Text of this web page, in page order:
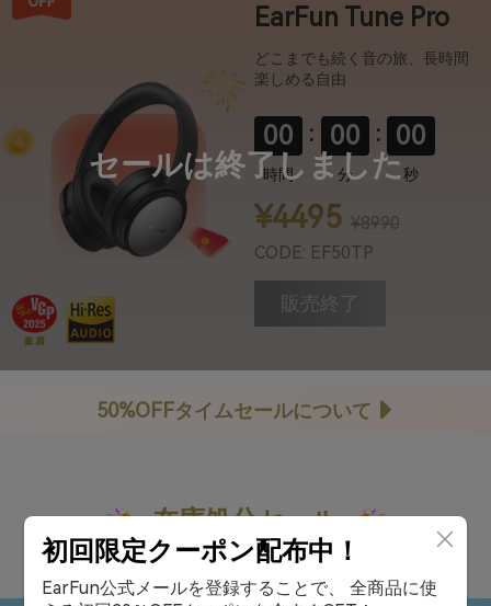
EarFun Tune Pro
どこまでも続く音の旅、長時間
楽しめる自由
00
時間
: 00
分
: 00
秒
¥4495 ¥8990
CODE: EF50TP
販売終了
セールは終了しました
50%OFFタイムセールについて
タイムセール日程
10月4日（土）： EarFun Air Pro 4i
10月5日（日）： EarFun Air Pro 4
10月6日（月）： EarFun Clip
10月7日（火）： EarFun OpenJump
10月8日（水）： EarFun Tune Pro
タイムセール開始時間：
注意事項
タイムセールは期間中の指定日に、決まった時間・数量限定で実
商品は在庫がなくなり次第、販売終了となります。
在庫処分セール
数量限定、売り切れ次第終了！
初回限定クーポン配布中！
EarFun公式メールを登録することで、 全商品に使